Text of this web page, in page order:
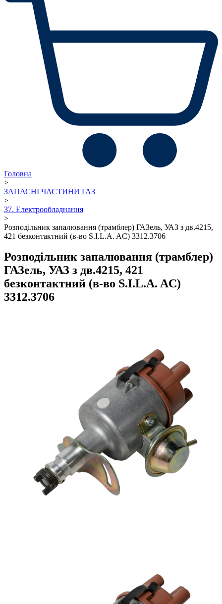
Головна
>
ЗАПАСНІ ЧАСТИНИ ГАЗ
>
37. Електрообладнання
>
Розподiльник запалювання (трамблер) ГАЗель, УАЗ з дв.4215,
421 безконтактний (в-во S.I.L.A. AC) 3312.3706
Розподiльник запалювання (трамблер)
ГАЗель, УАЗ з дв.4215, 421
безконтактний (в-во S.I.L.A. AC)
3312.3706